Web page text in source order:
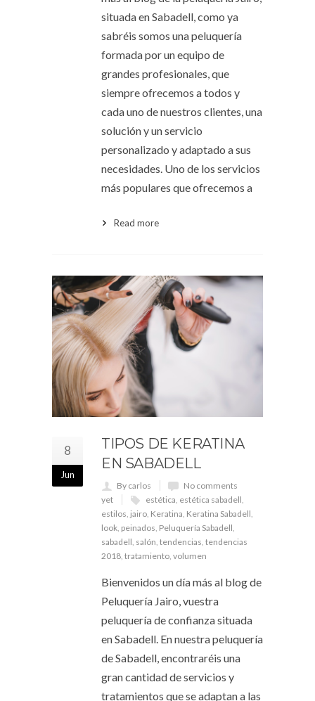
situada en Sabadell, como ya
sabréis somos una peluquería
formada por un equipo de
grandes profesionales, que
siempre ofrecemos a todos y
cada uno de nuestros clientes, una
solución y un servicio
personalizado y adaptado a sus
necesidades. Uno de los servicios
más populares que ofrecemos a
Read more
8
Jun
TIPOS DE KERATINA
EN SABADELL
By carlos
No comments
yet
estética estética sabadell
estilos jairo Keratina Keratina Sabadell
look peinados Peluquería Sabadell
sabadell salón tendencias tendencias
2018 tratamiento volumen
Bienvenidos un día más al blog de
Peluquería Jairo, vuestra
peluquería de confianza situada
en Sabadell. En nuestra peluquería
de Sabadell, encontraréis una
gran cantidad de servicios y
tratamientos que se adaptan a las